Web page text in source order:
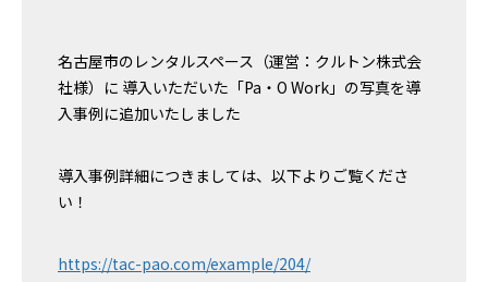
名古屋市のレンタルスペース（運営：クルトン株式会
社様）に 導入いただいた「Pa・O Work」の写真を導
入事例に追加いたしました
導入事例詳細につきましては、以下よりご覧くださ
い！
https://tac-pao.com/example/204/